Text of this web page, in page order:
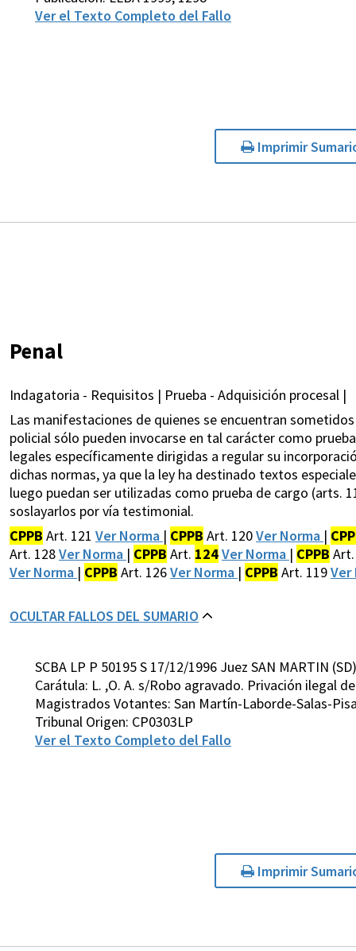
Ver el Texto Completo del Fallo
Imprimir
Penal
Indagatoria - Requisitos | Prueba - Adquisición procesal |
Las manifestaciones de quienes se encuentran
policial sólo pueden invocarse en tal carácter como
legales específicamente dirigidas a regular su
dichas normas, ya que la ley ha destinado textos
luego puedan ser utilizadas como prueba de cargo (arts.
soslayarlos por vía testimonial.
CPPB Art. 121 Ver Norma | CPPB Art. 120Ver Norma |
Art. 128Ver Norma | CPPB Art. 124Ver Norma | CPPB
Ver Norma | CPPB Art. 126Ver Norma | CPPB Art. 119Ver
OCULTAR FALLOS DEL SUMARIO
SCBA LP P 50195 S 17/12/1996 Juez SAN MARTIN (SD)
Carátula: L. ,O. A. s/Robo agravado. Privación ilegal
Magistrados Votantes: San Martín-Laborde-Salas-
Tribunal Origen: CP0303LP
Ver el Texto Completo del Fallo
Imprimir